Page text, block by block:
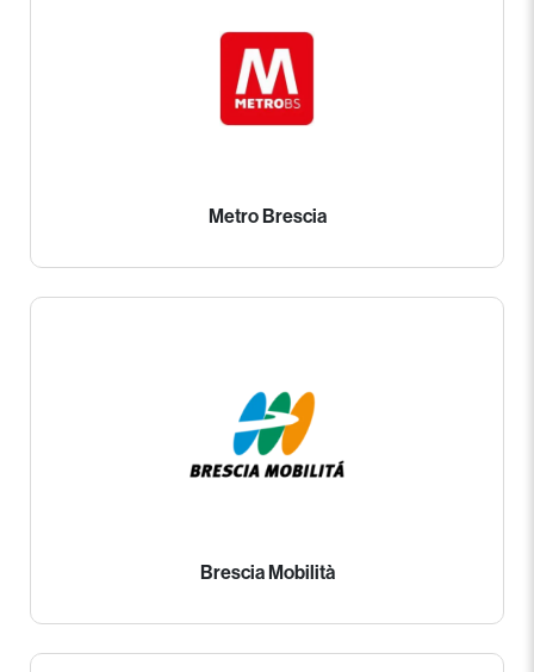
Metro Brescia
Brescia Mobilità